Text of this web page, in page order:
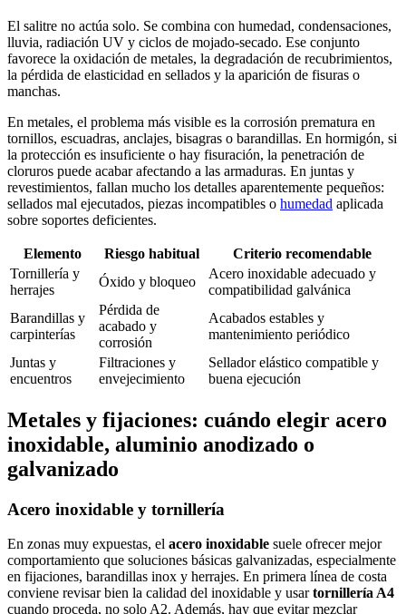
El salitre no actúa solo. Se combina con humedad, condensaciones,
lluvia, radiación UV y ciclos de mojado-secado. Ese conjunto
favorece la oxidación de metales, la degradación de recubrimientos,
la pérdida de elasticidad en sellados y la aparición de fisuras o
manchas.
En metales, el problema más visible es la corrosión prematura en
tornillos, escuadras, anclajes, bisagras o barandillas. En hormigón, si
la protección es insuficiente o hay fisuración, la penetración de
cloruros puede acabar afectando a las armaduras. En juntas y
revestimientos, fallan mucho los detalles aparentemente pequeños:
sellados mal ejecutados, piezas incompatibles o humedad aplicada
sobre soportes deficientes.
Elemento Riesgo habitual
Criterio recomendable
Tornillería y
herrajes
Óxido y bloqueo
Acero inoxidable adecuado y
compatibilidad galvánica
Barandillas y
carpinterías
Pérdida de
acabado y
corrosión
Acabados estables y
mantenimiento periódico
Juntas y
encuentros
Filtraciones y
envejecimiento
Sellador elástico compatible y
buena ejecución
Metales y fijaciones: cuándo elegir acero
inoxidable, aluminio anodizado o
galvanizado
Acero inoxidable y tornillería
En zonas muy expuestas, el acero inoxidable suele ofrecer mejor
comportamiento que soluciones básicas galvanizadas, especialmente
en fijaciones, barandillas inox y herrajes. En primera línea de costa
conviene revisar bien la calidad del inoxidable y usartornillería A4
cuando proceda, no solo A2. Además, hay que evitar mezclar